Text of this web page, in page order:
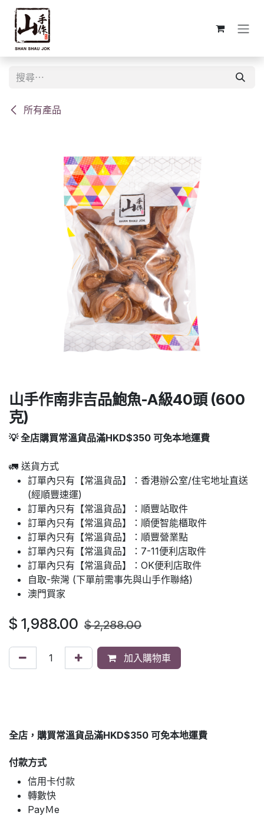
跳至內容
所有產品
山手作南非吉品鮑魚-A級40頭 (600
克)
💡 全店購買常溫貨品滿HKD$350 可免本地運費
🚛 送貨方式
訂單內只有【常溫貨品】：香港辦公室/住宅地址直送
(經順豐速運)
訂單內只有【常溫貨品】：順豐站取件
訂單內只有【常溫貨品】：順便智能櫃取件
訂單內只有【常溫貨品】：順豐營業點
訂單內只有【常溫貨品】：7-11便利店取件
訂單內只有【常溫貨品】：OK便利店取件
自取-柴灣 (下單前需事先與山手作聯絡)
澳門買家
$ 1,988.00 $2,288.00
加入購物車
全店，購買常溫貨品滿HKD$350 可免本地運費
付款方式
信用卡付款
轉數快
PayＭe